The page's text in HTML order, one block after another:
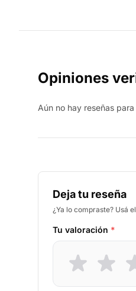
Opiniones
Aún no hay reseñas
Deja tu reseña
¿Ya lo compraste? Usá
Tu valoración *